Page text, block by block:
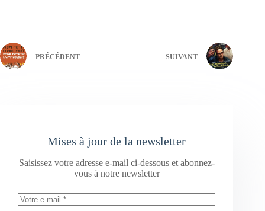
PRÉCÉDENT SUIVANT
Mises à jour de la newsletter
Saisissez votre adresse e-mail ci-dessous et abonnez-
vous à notre newsletter